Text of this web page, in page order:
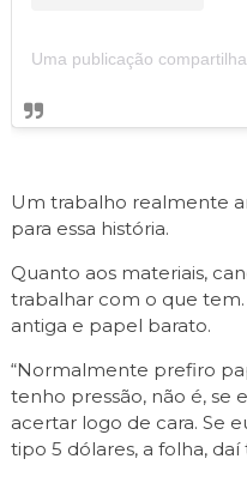
Um trabalho realmente
para essa história.
Quanto aos materiais,
trabalhar com o que
antiga e papel barato.
“Normalmente prefiro
tenho pressão, não é, se
acertar logo de cara. Se
tipo 5 dólares, a folha,